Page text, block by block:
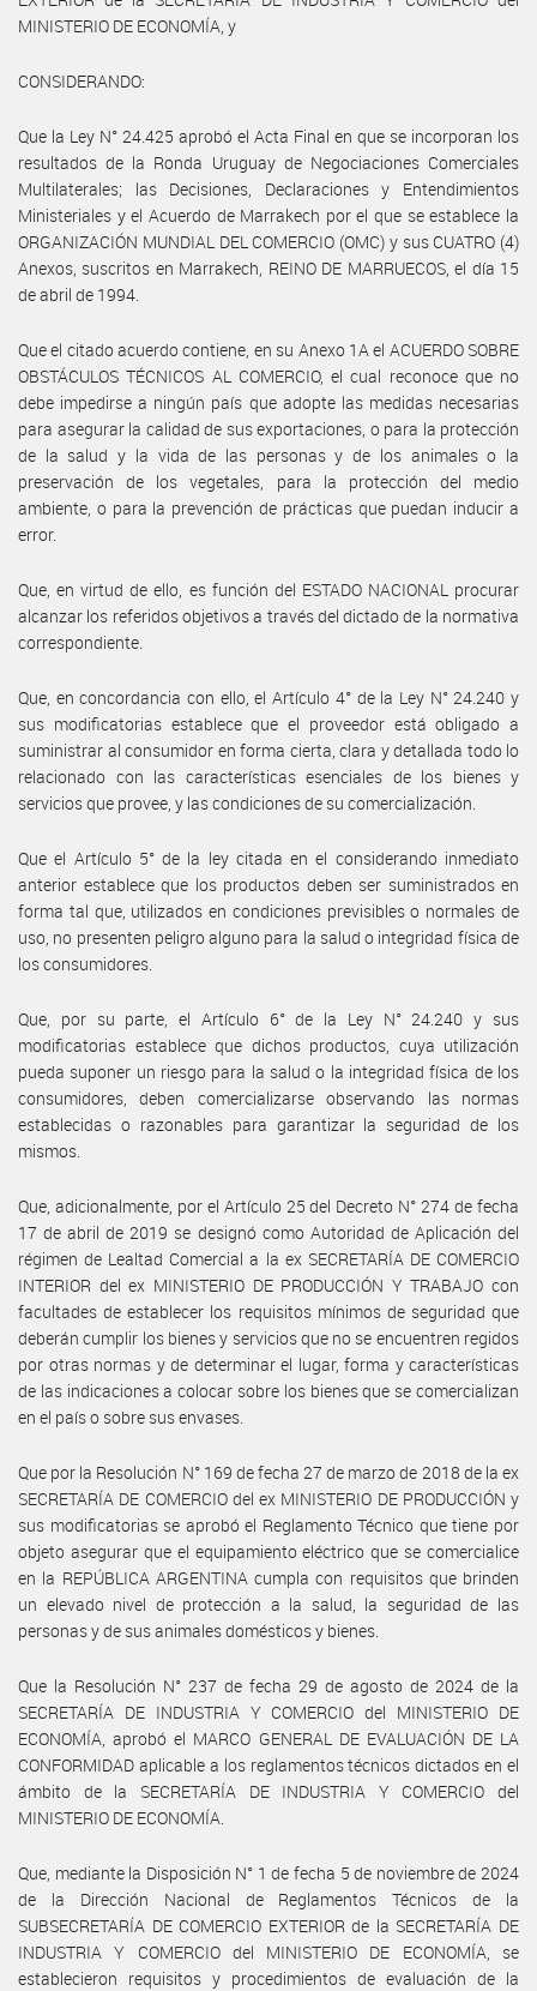
MINISTERIO DE ECONOMÍA, y
CONSIDERANDO:
Que la Ley N° 24.425 aprobó el Acta Final en que se incorporan los
resultados de la Ronda Uruguay de Negociaciones Comerciales
Multilaterales; las Decisiones, Declaraciones y Entendimientos
Ministeriales y el Acuerdo de Marrakech por el que se establece la
ORGANIZACIÓN MUNDIAL DEL COMERCIO (OMC) y sus CUATRO (4)
Anexos, suscritos en Marrakech, REINO DE MARRUECOS, el día 15
de abril de 1994.
Que el citado acuerdo contiene, en su Anexo 1A el ACUERDO SOBRE
OBSTÁCULOS TÉCNICOS AL COMERCIO, el cual reconoce que no
debe impedirse a ningún país que adopte las medidas necesarias
para asegurar la calidad de sus exportaciones, o para la protección
de la salud y la vida de las personas y de los animales o la
preservación de los vegetales, para la protección del medio
ambiente, o para la prevención de prácticas que puedan inducir a
error.
Que, en virtud de ello, es función del ESTADO NACIONAL procurar
alcanzar los referidos objetivos a través del dictado de la normativa
correspondiente.
Que, en concordancia con ello, el Artículo 4° de la Ley N° 24.240 y
sus modificatorias establece que el proveedor está obligado a
suministrar al consumidor en forma cierta, clara y detallada todo lo
relacionado con las características esenciales de los bienes y
servicios que provee, y las condiciones de su comercialización.
Que el Artículo 5° de la ley citada en el considerando inmediato
anterior establece que los productos deben ser suministrados en
forma tal que, utilizados en condiciones previsibles o normales de
uso, no presenten peligro alguno para la salud o integridad física de
los consumidores.
Que, por su parte, el Artículo 6° de la Ley N° 24.240 y sus
modificatorias establece que dichos productos, cuya utilización
pueda suponer un riesgo para la salud o la integridad física de los
consumidores, deben comercializarse observando las normas
establecidas o razonables para garantizar la seguridad de los
mismos.
Que, adicionalmente, por el Artículo 25 del Decreto N° 274 de fecha
17 de abril de 2019 se designó como Autoridad de Aplicación del
régimen de Lealtad Comercial a la ex SECRETARÍA DE COMERCIO
INTERIOR del ex MINISTERIO DE PRODUCCIÓN Y TRABAJO con
facultades de establecer los requisitos mínimos de seguridad que
deberán cumplir los bienes y servicios que no se encuentren regidos
por otras normas y de determinar el lugar, forma y características
de las indicaciones a colocar sobre los bienes que se comercializan
en el país o sobre sus envases.
Que por la Resolución N° 169 de fecha 27 de marzo de 2018 de la ex
SECRETARÍA DE COMERCIO del ex MINISTERIO DE PRODUCCIÓN y
sus modificatorias se aprobó el Reglamento Técnico que tiene por
objeto asegurar que el equipamiento eléctrico que se comercialice
en la REPÚBLICA ARGENTINA cumpla con requisitos que brinden
un elevado nivel de protección a la salud, la seguridad de las
personas y de sus animales domésticos y bienes.
Que la Resolución N° 237 de fecha 29 de agosto de 2024 de la
SECRETARÍA DE INDUSTRIA Y COMERCIO del MINISTERIO DE
ECONOMÍA, aprobó el MARCO GENERAL DE EVALUACIÓN DE LA
CONFORMIDAD aplicable a los reglamentos técnicos dictados en el
ámbito de la SECRETARÍA DE INDUSTRIA Y COMERCIO del
MINISTERIO DE ECONOMÍA.
Que, mediante la Disposición N° 1 de fecha 5 de noviembre de 2024
de la Dirección Nacional de Reglamentos Técnicos de la
SUBSECRETARÍA DE COMERCIO EXTERIOR de la SECRETARÍA DE
INDUSTRIA Y COMERCIO del MINISTERIO DE ECONOMÍA, se
establecieron requisitos y procedimientos de evaluación de la